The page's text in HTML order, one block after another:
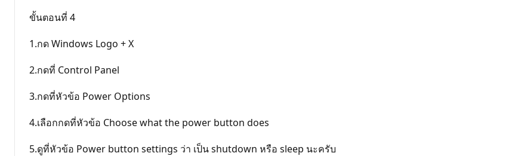
ขั้นตอนที่ 4
1.กด Windows Logo + X
2.กดที่ Control Panel
3.กดที่หัวข้อ Power Options
4.เลือกกดที่หัวข้อ Choose what the power button does
5.ดูที่หัวข้อ Power button settings ว่า เป็น shutdown หรือ sleep นะครับ